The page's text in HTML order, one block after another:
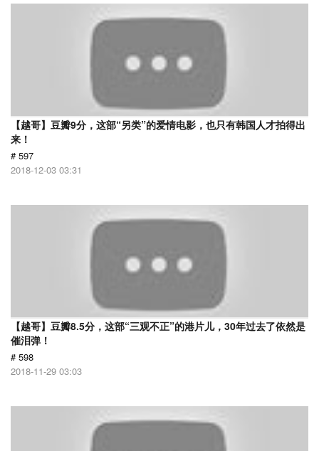
【越哥】豆瓣9分，这部“另类”的爱情电影，也只有韩国人才拍得出
来！
# 597
2018-12-03 03:31
【越哥】豆瓣8.5分，这部“三观不正”的港片儿，30年过去了依然是
催泪弹！
# 598
2018-11-29 03:03